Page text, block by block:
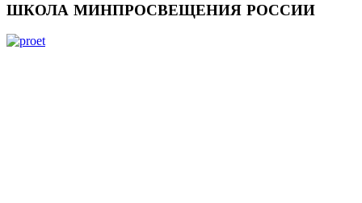
ШКОЛА МИНПРОСВЕЩЕНИЯ РОССИИ